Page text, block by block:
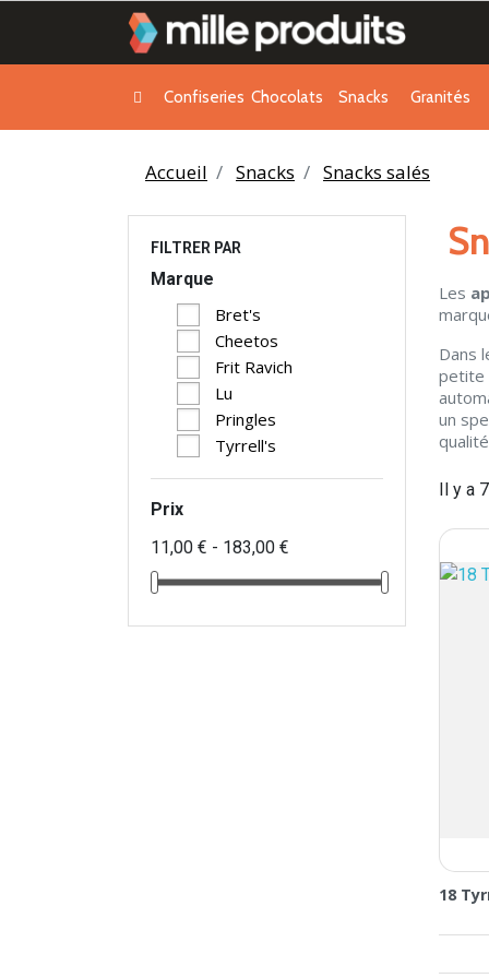
Confiseries Chocolats Snacks Granités
Accueil Snacks Snacks salés
FILTRER PAR
Marque
Bret's
Cheetos
Frit Ravich
Lu
Pringles
Tyrrell's
Prix
11,00 € - 183,00 €
Les
Dans
petite
un
Il y a
18